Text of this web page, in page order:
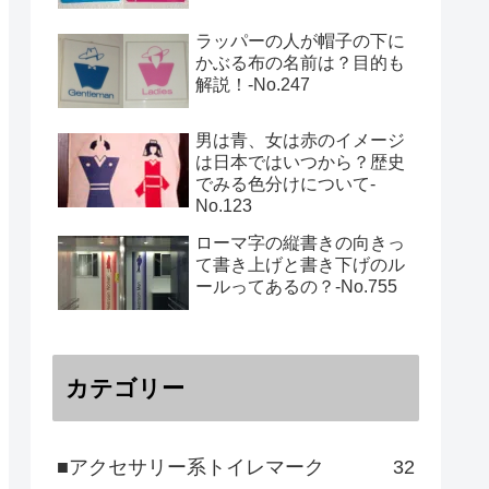
ラッパーの人が帽子の下に
かぶる布の名前は？目的も
解説！‐No.247
男は青、女は赤のイメージ
は日本ではいつから？歴史
でみる色分けについて-
No.123
ローマ字の縦書きの向きっ
て書き上げと書き下げのル
ールってあるの？‐No.755
カテゴリー
■アクセサリー系トイレマーク 32